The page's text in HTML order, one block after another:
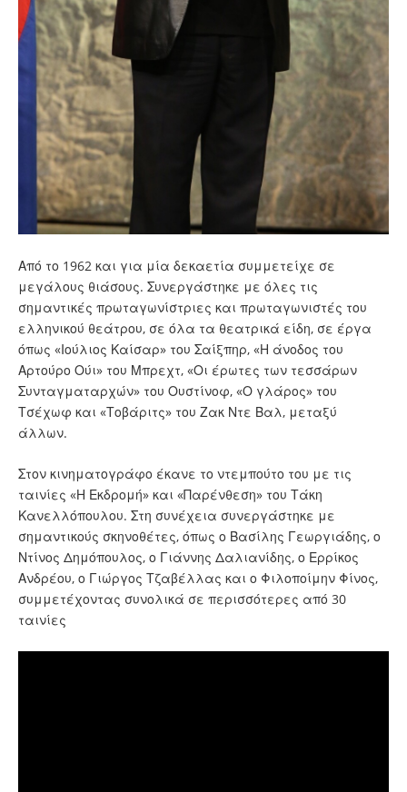
Από το 1962 και για μία δεκαετία συμμετείχε σε
μεγάλους θιάσους. Συνεργάστηκε με όλες τις
σημαντικές πρωταγωνίστριες και πρωταγωνιστές του
ελληνικού θεάτρου, σε όλα τα θεατρικά είδη, σε έργα
όπως «Ιούλιος Καίσαρ» του Σαίξπηρ, «Η άνοδος του
Αρτούρο Ούι» του Μπρεχτ, «Οι έρωτες των τεσσάρων
Συνταγματαρχών» του Ουστίνοφ, «Ο γλάρος» του
Τσέχωφ και «Τοβάριτς» του Ζακ Ντε Βαλ, μεταξύ
άλλων.
Στον κινηματογράφο έκανε το ντεμπούτο του με τις
ταινίες «Η Εκδρομή» και «Παρένθεση» του Τάκη
Κανελλόπουλου. Στη συνέχεια συνεργάστηκε με
σημαντικούς σκηνοθέτες, όπως ο Βασίλης Γεωργιάδης, ο
Ντίνος Δημόπουλος, ο Γιάννης Δαλιανίδης, ο Ερρίκος
Ανδρέου, ο Γιώργος Τζαβέλλας και ο Φιλοποίμην Φίνος,
συμμετέχοντας συνολικά σε περισσότερες από 30
ταινίες